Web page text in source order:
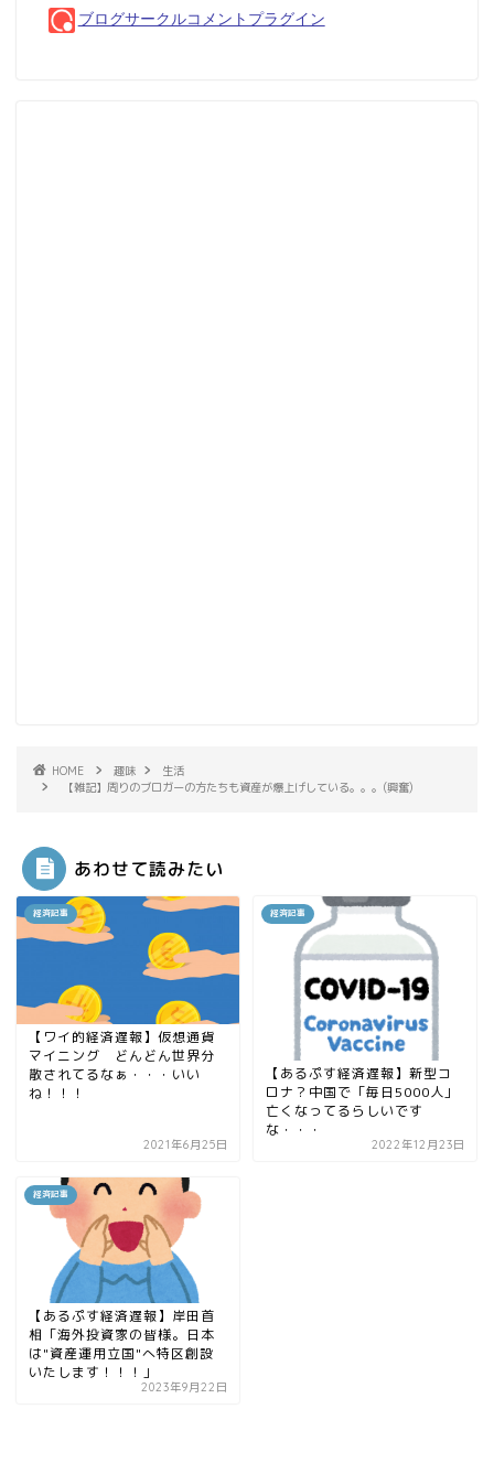
HOME 趣味
生活
【雑記】周りのブロガーの方たちも資産が爆上げしている。。。(興奮)
あわせて読みたい
経済記事
【ワイ的経済遅報】仮想通貨
マイニング どんどん世界分
散されてるなぁ・・・いい
ね！！！
2021年6月25日
経済記事
【あるぷす経済遅報】新型コ
ロナ？中国で「毎日5000人」
亡くなってるらしいです
な・・・
2022年12月23日
経済記事
【あるぷす経済遅報】岸田首
相「海外投資家の皆様。日本
は"資産運用立国"へ特区創設
いたします！！！」
2023年9月22日